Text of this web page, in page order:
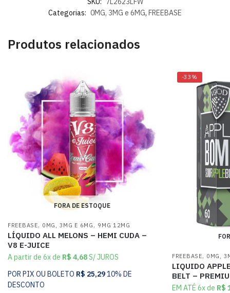
Categorias: 0MG, 3MG e 6MG, FREEBASE
Produtos relacionados
FORA DE ESTOQUE
FREEBASE, 0MG, 3MG E 6MG , 9MG 12MG
LÍQUIDO ALL MELONS – HEMI CUDA –
V8 E-JUICE
A partir de 6x de R$ 4,68S/ JUROS
POR PIX OU BOLETO R$ 25,2910% DE
DESCONTO
-33%
FREEBASE, 0MG,
LIQUIDO
BELT –
EM ATÉ 6x de R$